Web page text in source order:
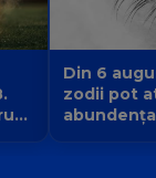
Din 6
zodii pot